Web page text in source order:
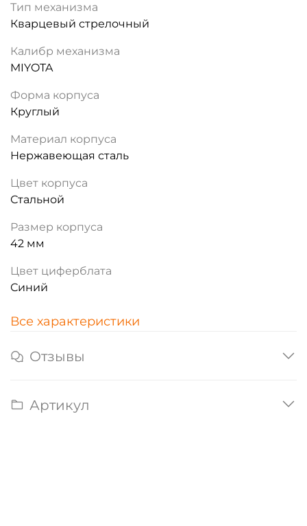
Тип механизма
Кварцевый стрелочный
Калибр механизма
MIYOTA
Форма корпуса
Круглый
Материал корпуса
Нержавеющая сталь
Цвет корпуса
Стальной
Размер корпуса
42 мм
Цвет циферблата
Синий
Все характеристики
Отзывы
Артикул